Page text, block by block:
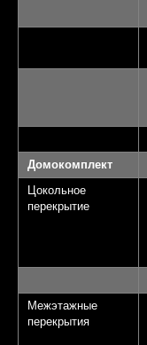
Домокомплект
Цокольное
перекрытие
Межэтажные
перекрытия